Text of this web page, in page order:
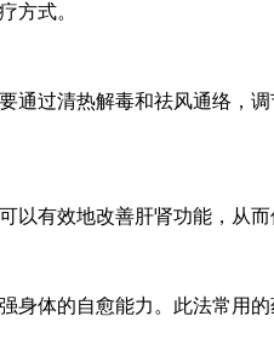
方式。
过清热解毒和祛风通络，
有效地改善肝肾功能，从
体的自愈能力。此法常用的